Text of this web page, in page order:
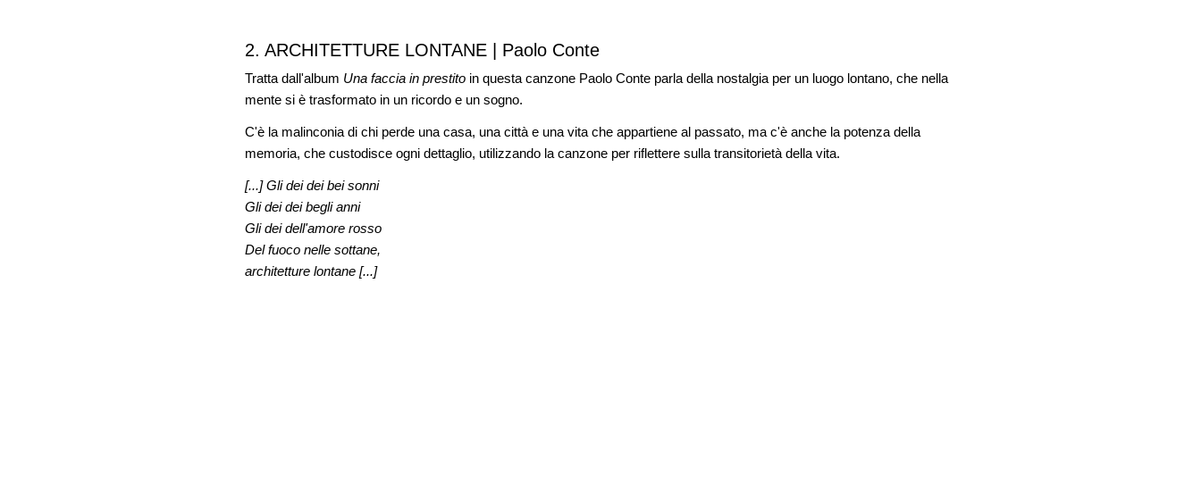
2. ARCHITETTURE LONTANE | Paolo Conte
Tratta dall'album Una faccia in prestito in questa canzone Paolo Conte parla della nostalgia per un luogo lontano, che nella
mente si è trasformato in un ricordo e un sogno.
C'è la malinconia di chi perde una casa, una città e una vita che appartiene al passato, ma c'è anche la potenza della
memoria, che custodisce ogni dettaglio, utilizzando la canzone per riflettere sulla transitorietà della vita.
[...] Gli dei dei bei sonni
Gli dei dei begli anni
Gli dei dell'amore rosso
Del fuoco nelle sottane,
architetture lontane [...]